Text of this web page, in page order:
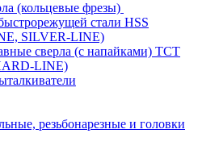
(кольцевые фрезы)
стали HSS
SILVER-LINE)
сверла (с напайками) ТСТ
LINE)
резьбонарезные и головки